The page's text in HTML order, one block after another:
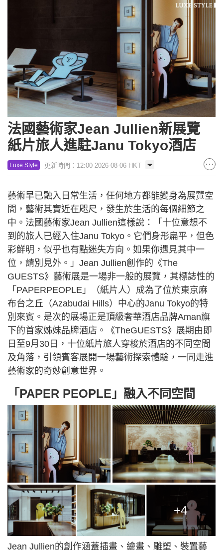
法國藝術家Jean Jullien新展覽
紙片旅人進駐Janu Tokyo酒店
Luxe Style 更新時間：12:00 2026-08-06 HKT
藝術早已融入日常生活，任何地方都能變身為展覽空
間，藝術其實近在咫尺，發生於生活的每個細節之
中。法國藝術家Jean Jullien這樣說：「十位意想不
到的旅人已經入住Janu Tokyo。它們身形扁平，但色
彩鮮明，似乎也有點迷失方向。如果你遇見其中一
位，請別見外。」Jean Jullien創作的《The
GUESTS》藝術展是一場非一般的展覽，其標誌性的
「PAPERPEOPLE」（紙片人）成為了位於東京麻
布台之丘（Azabudai Hills）中心的Janu Tokyo的特
別來賓。是次的展場正是頂級奢華酒店品牌Aman旗
下的首家姊妹品牌酒店。《TheGUESTS》展期由即
日至9月30日，十位紙片旅人穿梭於酒店的不同空間
及角落，引領賓客展開一場藝術探索體驗，一同走進
藝術家的奇妙創意世界。
「PAPER PEOPLE」融入不同空間
+4
Jean Jullien的創作涵蓋插畫、繪畫、雕塑、裝置藝